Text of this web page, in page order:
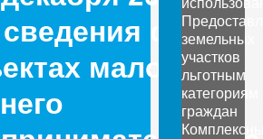
о
малого и
земельных
участков
льготным
категориям
граждан